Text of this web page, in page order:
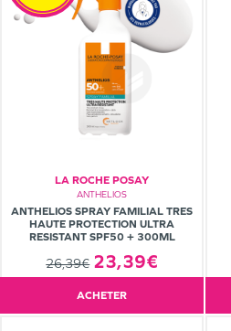
LA ROCHE POSAY
ANTHELIOS
ANTHELIOS SPRAY FAMILIAL TRES
HAUTE PROTECTION ULTRA
RESISTANT SPF50 + 300ML
26,39€ 23,39€
ACHETER